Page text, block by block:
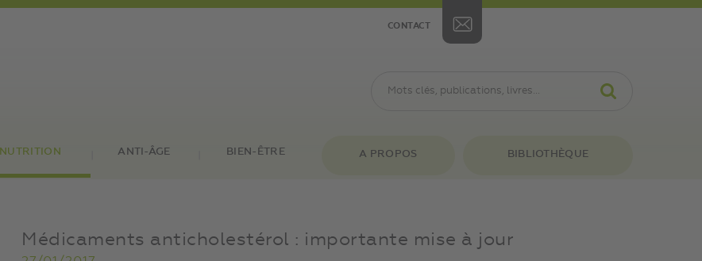
CONTACT
NUTRITION ANTI-ÂGE BIEN-ÊTRE A PROPOS BIBLIOTHÈQUE
Médicaments anticholestérol : importante mise à jour